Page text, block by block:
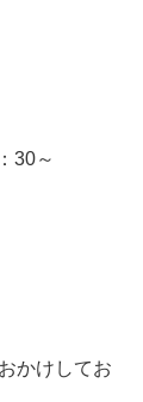
30～
かけしてお